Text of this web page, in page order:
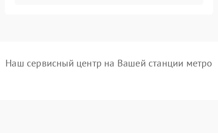
Наш сервисный центр на Вашей станции метро